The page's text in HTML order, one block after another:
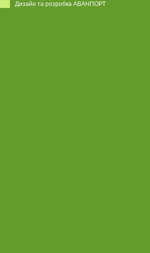
Дизайн та розробка АВАНПОРТ